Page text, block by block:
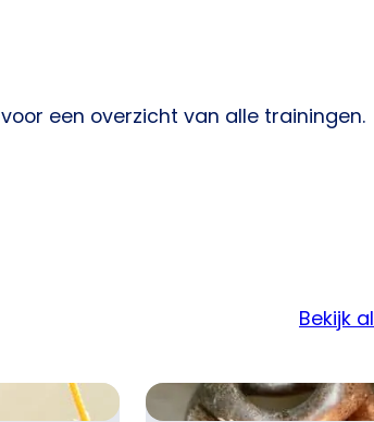
voor een overzicht van alle trainingen.
Bekijk